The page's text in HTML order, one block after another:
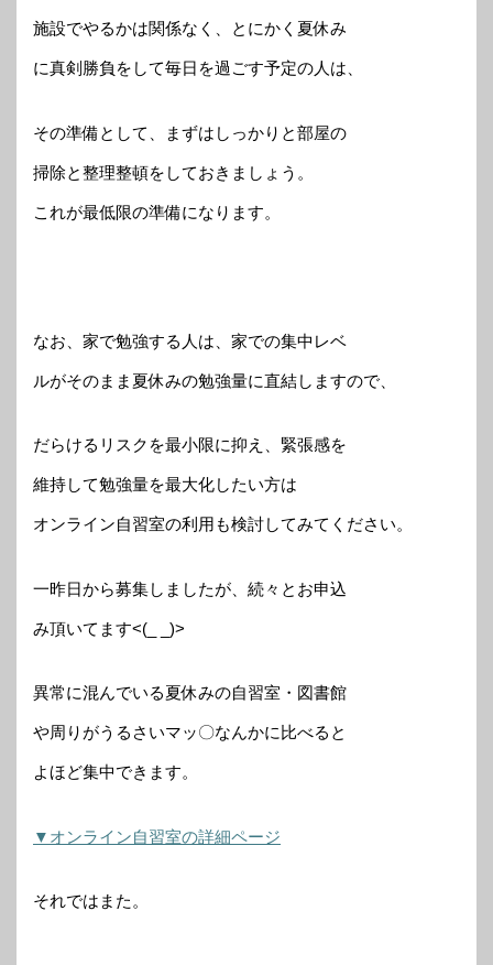
施設でやるかは関係なく、とにかく夏休み
に真剣勝負をして毎日を過ごす予定の人は、
その準備として、まずはしっかりと部屋の
掃除と整理整頓をしておきましょう。
これが最低限の準備になります。
なお、家で勉強する人は、家での集中レベ
ルがそのまま夏休みの勉強量に直結しますので、
だらけるリスクを最小限に抑え、緊張感を
維持して勉強量を最大化したい方は
オンライン自習室の利用も検討してみてください。
一昨日から募集しましたが、続々とお申込
み頂いてます<(_ _)>
異常に混んでいる夏休みの自習室・図書館
や周りがうるさいマッ〇なんかに比べると
よほど集中できます。
▼オンライン自習室の詳細ページ
それではまた。